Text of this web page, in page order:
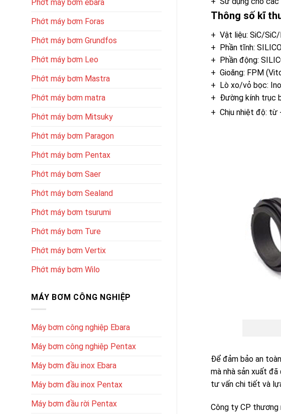
Phớt máy bơm ebara
Phớt máy bơm Foras
Phớt máy bơm Grundfos
Phớt máy bơm Leo
Phớt máy bơm Mastra
Phớt máy bơm matra
Phớt máy bơm Mitsuky
Phớt máy bơm Paragon
Phớt máy bơm Pentax
Phớt máy bơm Saer
Phớt máy bơm Sealand
Phớt máy bơm tsurumi
Phớt máy bơm Ture
Phớt máy bơm Vertix
Phớt máy bơm Wilo
MÁY BƠM CÔNG NGHIỆP
Máy bơm công nghiệp Ebara
Máy bơm công nghiệp Pentax
Máy bơm đầu inox Ebara
Máy bơm đầu inox Pentax
Máy bơm đầu rời Pentax
Thông số kĩ
+ Vật liệu: SiC/
+ Phần tĩnh:
+ Phần động:
+ Gioăng: FPM
+ Lò xo/vỏ bọc:
+ Đường kính trục
+ Chịu nhiệt độ: từ
Để đảm bảo an
mà nhà sản xuất
tư vấn chi tiết và
Công ty CP thương